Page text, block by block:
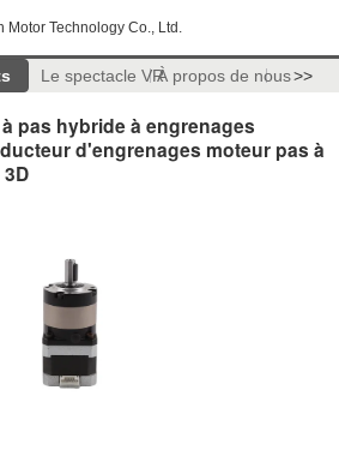
Motor Technology Co., Ltd.
Le spectacle VRÀ propos de nous>>
pas hybride à engrenages
d'engrenages moteur pas à